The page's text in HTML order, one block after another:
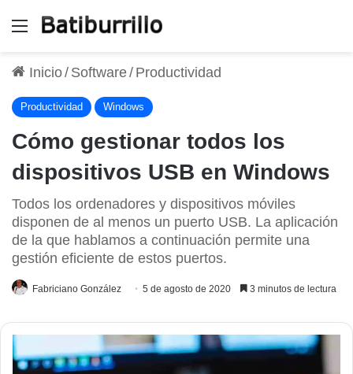
Menú
Inicio/ Software/ Productividad
Productividad Windows
Cómo gestionar todos los
dispositivos USB en Windows
Todos los ordenadores y dispositivos móviles
disponen de al menos un puerto USB. La aplicación
de la que hablamos a continuación permite una
gestión eficiente de estos puertos.
Fabriciano González 5 de agosto de 2020 3 minutos de lectura